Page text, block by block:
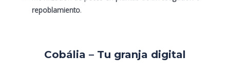
repoblamiento.
Cobália – Tu granja digital